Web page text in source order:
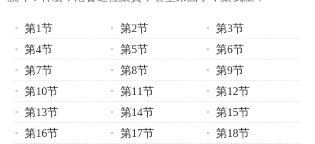
第1节 第2节
第3节
第4节
第5节
第6节
第7节
第8节
第9节
第10节
第11节
第12节
第13节
第14节
第15节
第16节
第17节
第18节